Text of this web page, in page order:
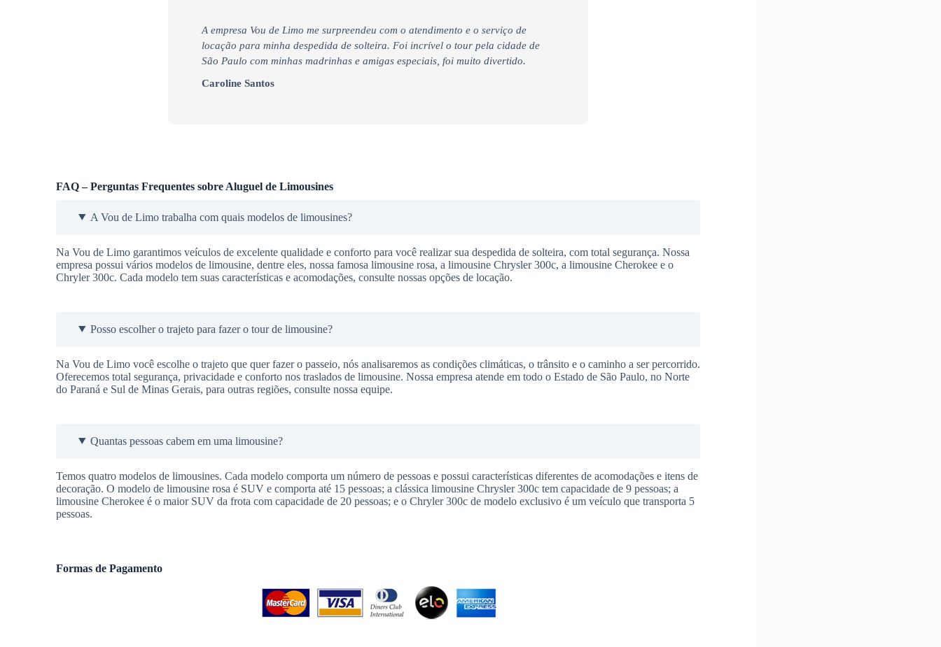
A empresa Vou de Limo me surpreendeu com o atendimento e o serviço de
locação para minha despedida de solteira. Foi incrível o tour pela cidade de
São Paulo com minhas madrinhas e amigas especiais, foi muito divertido.
Caroline Santos
FAQ – Perguntas Frequentes sobre Aluguel de Limousines
A Vou de Limo trabalha com quais modelos de limousines?
Na Vou de Limo garantimos veículos de excelente qualidade e conforto para você realizar sua despedida de solteira, com total segurança. Nossa
empresa possui vários modelos de limousine, dentre eles, nossa famosa limousine rosa, a limousine Chrysler 300c, a limousine Cherokee e o
Chryler 300c. Cada modelo tem suas características e acomodações, consulte nossas opções de locação.
Posso escolher o trajeto para fazer o tour de limousine?
Na Vou de Limo você escolhe o trajeto que quer fazer o passeio, nós analisaremos as condições climáticas, o trânsito e o caminho a ser percorrido.
Oferecemos total segurança, privacidade e conforto nos traslados de limousine. Nossa empresa atende em todo o Estado de São Paulo, no Norte
do Paraná e Sul de Minas Gerais, para outras regiões, consulte nossa equipe.
Quantas pessoas cabem em uma limousine?
Temos quatro modelos de limousines. Cada modelo comporta um número de pessoas e possui características diferentes de acomodações e itens de
decoração. O modelo de limousine rosa é SUV e comporta até 15 pessoas; a clássica limousine Chrysler 300c tem capacidade de 9 pessoas; a
limousine Cherokee é o maior SUV da frota com capacidade de 20 pessoas; e o Chryler 300c de modelo exclusivo é um veículo que transporta 5
pessoas.
Formas de Pagamento